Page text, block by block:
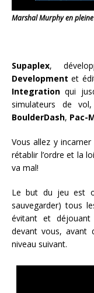
Marshal Murphy en
Supaplex,
Development et
Integration qui
simulateurs de
BoulderDash, Pac-
Vous allez y incarner
rétablir l’ordre et la
va mal!
Le but du jeu est
sauvegarder) tous
évitant et
devant vous, avant
niveau suivant.